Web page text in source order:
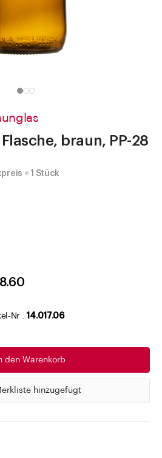
braun, PP-28
= 1 Stück
Nr . 14.017.06
den Warenkorb
hinzugefügt